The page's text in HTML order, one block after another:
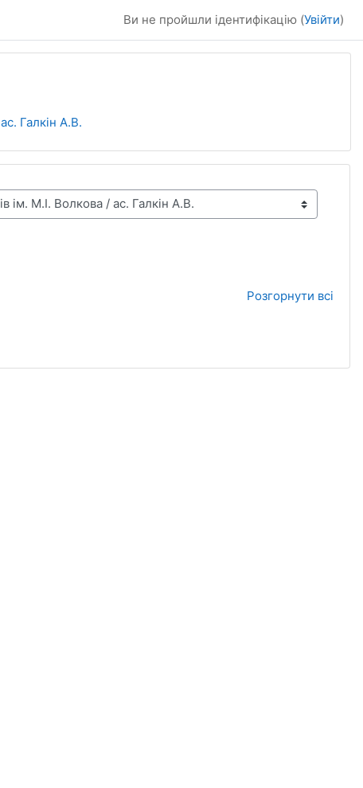
Ви не пройшли ідентифікацію (Увійти)
ас. Галкін А.В.
Розгорнути всі